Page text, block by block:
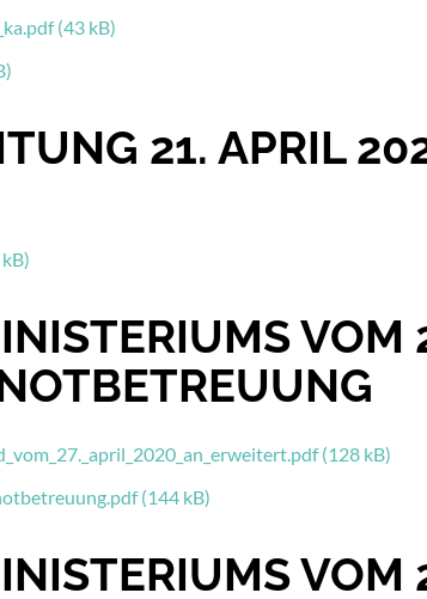
(43 kB)
21. APRIL
VOM
(128 kB)
(144 kB)
VOM